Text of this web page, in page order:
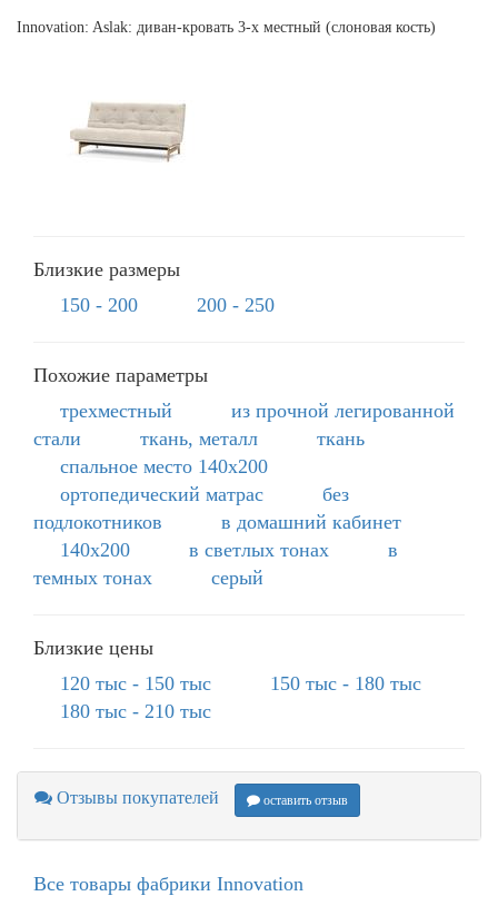
Innovation: Aslak: диван-кровать 3-х местный (слоновая кость)
Близкие размеры
150 - 200
200 - 250
Похожие параметры
трехместный
из прочной легированной
стали
ткань, металл
ткань
спальное место 140х200
ортопедический матрас
без
подлокотников
в домашний кабинет
140х200
в светлых тонах
в
темных тонах
серый
Близкие цены
120 тыс - 150 тыс
150 тыс - 180 тыс
180 тыс - 210 тыс
Отзывы покупателей оставить отзыв
Все товары фабрики Innovation